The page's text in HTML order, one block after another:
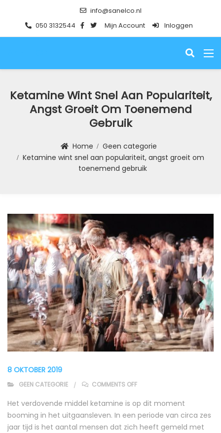
info@sanelco.nl
050 3132544
Mijn Account Inloggen
Ketamine Wint Snel Aan Populariteit,
Angst Groeit Om Toenemend
Gebruik
Home
Geen categorie
Ketamine wint snel aan populariteit, angst groeit om
toenemend gebruik
8 OKTOBER 2019
GEEN CATEGORIE COMMENTS OFFON KETAMINE WINT SNEL AAN
Het verdovende middel ketamine is op dit moment
booming in het uitgaansleven. In een periode van circa zes
jaar tijd is het aantal mensen dat zich heeft gemeld met